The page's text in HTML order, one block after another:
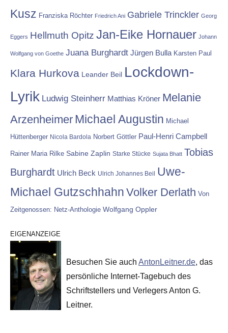
Kusz Franziska Röchter Friedrich Ani Gabriele Trinckler Georg
Eggers Hellmuth Opitz Jan-Eike Hornauer Johann
Wolfgang von Goethe Juana Burghardt Jürgen Bulla Karsten Paul
Klara Hurkova Leander Beil Lockdown-
Lyrik Ludwig Steinherr Matthias Kröner Melanie
Arzenheimer Michael Augustin Michael
Hüttenberger Nicola Bardola Norbert Göttler Paul-Henri Campbell
Rainer Maria Rilke Sabine Zaplin Starke Stücke Sujata Bhatt Tobias
Burghardt Ulrich Beck Ulrich Johannes Beil Uwe-
Michael Gutzschhahn Volker Derlath Von
Zeitgenossen: Netz-Anthologie Wolfgang Oppler
EIGENANZEIGE
Besuchen Sie auch AntonLeitner.de, das
persönliche Internet-Tagebuch des
Schriftstellers und Verlegers Anton G.
Leitner.